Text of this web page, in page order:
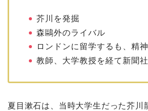
芥川を発掘
森鷗外のライバル
ロンドンに留学するも、精
教師、大学教授を経て新聞
夏目漱石は、当時大学生だった芥川